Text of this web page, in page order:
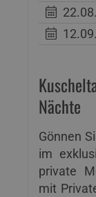
Nächte
Gönnen
im
private
mit